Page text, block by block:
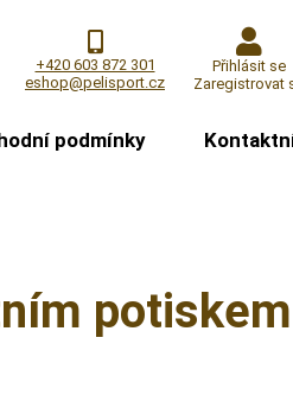
+420 603 872 301
eshop@pelisport.cz
Přihlásit se
Zaregistrovat
podmínky
potiskem